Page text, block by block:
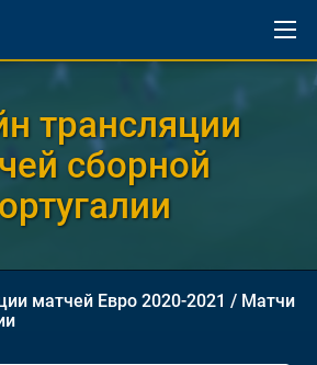
трансляции
сборной
матчей Евро 2020-2021 / Матчи